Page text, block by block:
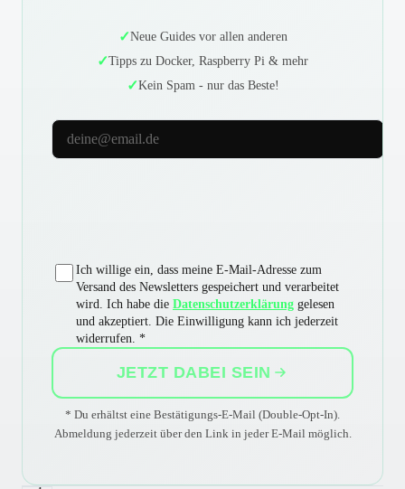
Neue Guides vor allen anderen
Tipps zu Docker, Raspberry Pi & mehr
Kein Spam - nur das Beste!
E-Mail-Adresse
Ich willige ein, dass meine E-Mail-Adresse zum
Versand des Newsletters gespeichert und verarbeitet
wird. Ich habe die Datenschutzerklärung gelesen
und akzeptiert. Die Einwilligung kann ich jederzeit
widerrufen. *
JETZT DABEI SEIN
* Du erhältst eine Bestätigungs-E-Mail (Double-Opt-In).
Abmeldung jederzeit über den Link in jeder E-Mail möglich.